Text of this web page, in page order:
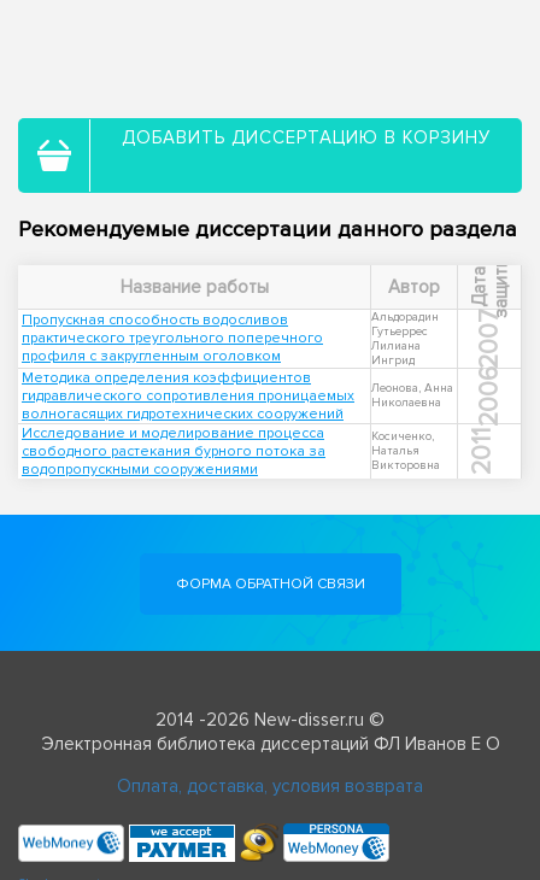
ДОБАВИТЬ ДИССЕРТАЦИЮ В КОРЗИНУ
Рекомендуемые диссертации данного раздела
Название работы Автор Д
а
т
а
з
а
щ
и
т ы
Пропускная способность водосливов
практического треугольного поперечного
профиля с закругленным оголовком
Альдорадин
Гутьеррес
Лилиана
Ингрид
2007
Методика определения коэффициентов
гидравлического сопротивления проницаемых
волногасящих гидротехнических сооружений
Леонова, Анна
Николаевна
2006
Исследование и моделирование процесса
свободного растекания бурного потока за
водопропускными сооружениями
Косиченко,
Наталья
Викторовна
2011
ФОРМА ОБРАТНОЙ СВЯЗИ
2014 -2026 New-disser.ru ©
Электронная библиотека диссертаций ФЛ Иванов Е О
Оплата, доставка, условия возврата